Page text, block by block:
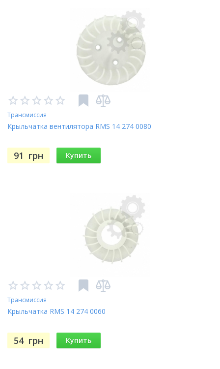
Трансмиссия
Крыльчатка вентилятора RMS 14 274 0080
91 грн Купить
Трансмиссия
Крыльчатка RMS 14 274 0060
54 грн Купить